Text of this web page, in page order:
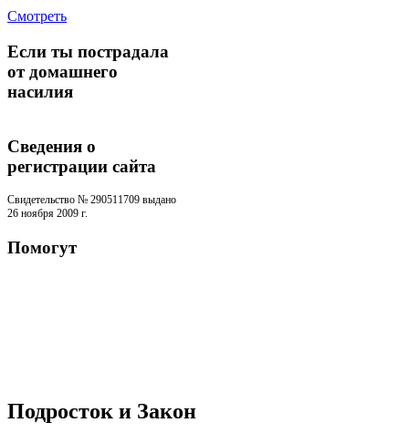
Смотреть
Если ты пострадала
от домашнего
насилия
Сведения о
регистрации cайта
Свидетельство № 290511709 выдано
26 ноября 2009 г.
Помогут
Подросток и Закон